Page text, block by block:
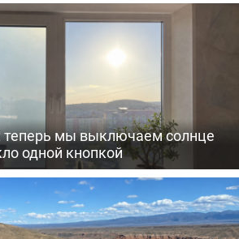
теперь мы выключаем солнце
одной кнопкой